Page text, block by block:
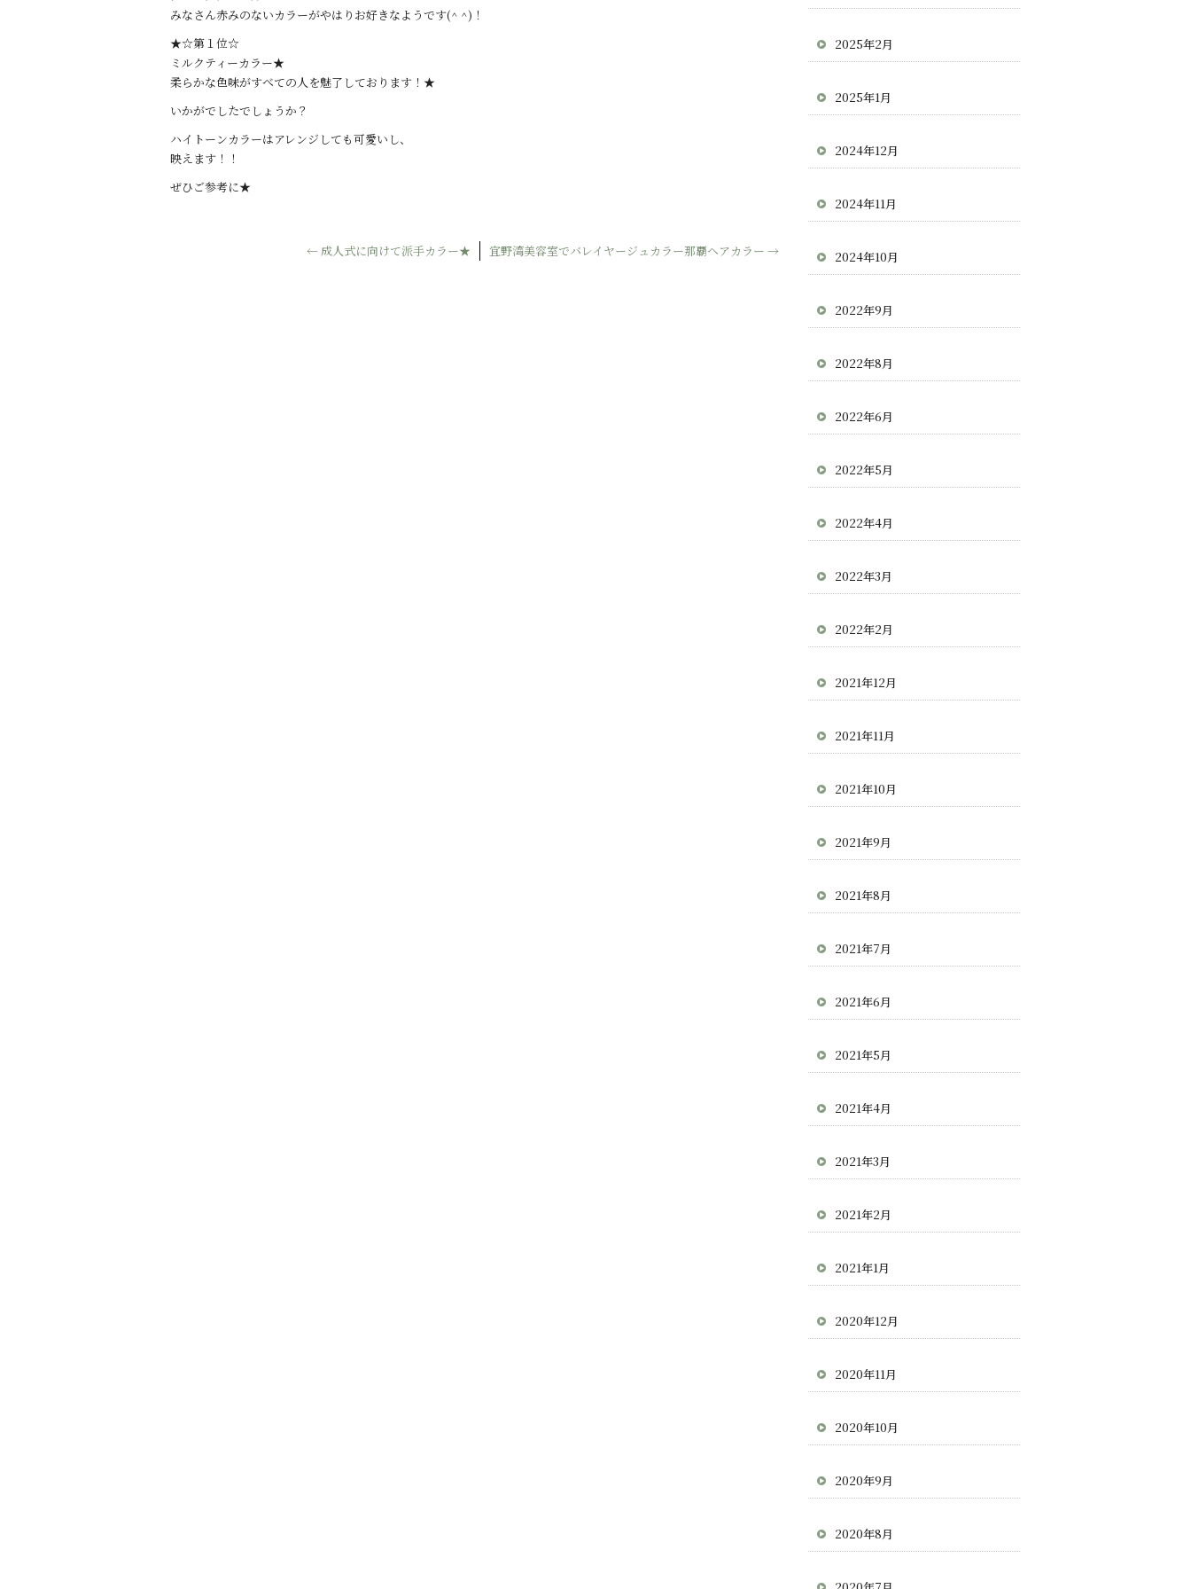
みなさん赤みのないカラーがやはりお好きなようです(^ ^)！
★☆第１位☆
ミルクティーカラー★
柔らかな色味がすべての人を魅了しております！★
いかがでしたでしょうか？
ハイトーンカラーはアレンジしても可愛いし、
映えます！！
ぜひご参考に★
← 成人式に向けて派手カラー★ 宜野湾美容室でバレイヤージュカラー那覇ヘアカラー →
2025年2月
2025年1月
2024年12月
2024年11月
2024年10月
2022年9月
2022年8月
2022年6月
2022年5月
2022年4月
2022年3月
2022年2月
2021年12月
2021年11月
2021年10月
2021年9月
2021年8月
2021年7月
2021年6月
2021年5月
2021年4月
2021年3月
2021年2月
2021年1月
2020年12月
2020年11月
2020年10月
2020年9月
2020年8月